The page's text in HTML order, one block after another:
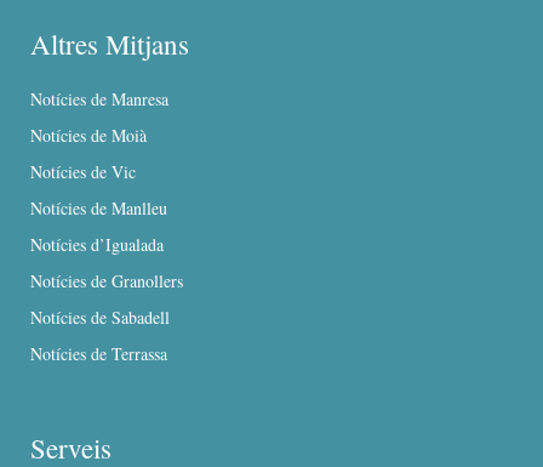
Altres Mitjans
Notícies de Manresa
Notícies de Moià
Notícies de Vic
Notícies de Manlleu
Notícies d’Igualada
Notícies de Granollers
Notícies de Sabadell
Notícies de Terrassa
Serveis